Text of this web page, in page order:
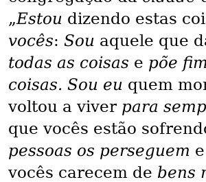
„Estou dizendo estas
vocês: Sou aquele que
todas as coisas e põe
coisas. Sou eu quem
voltou a viver para
que vocês estão
pessoas os perseguem
vocês carecem de bens